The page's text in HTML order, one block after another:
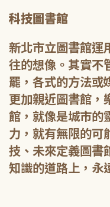
科技圖書館
新北市立圖書館運
往的想像。其實不
罷，各式的方法或
更加親近圖書館，
館，就像是城市的
力，就有無限的可
技、未來定義圖書
知識的道路上，永